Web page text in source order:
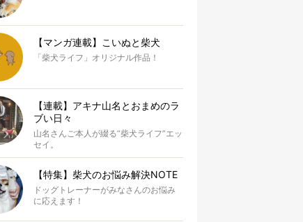
【マンガ連載】こいぬと柴犬
「柴犬ライフ」オリジナル作品！
【連載】アキナ山名とおまめのラ
ブい日々
山名さんご本人が綴る“柴犬ライフ”エッ
セイ。
【特集】柴犬のお悩み解決NOTE
ドッグトレーナーがみなさんのお悩み
に応えます！